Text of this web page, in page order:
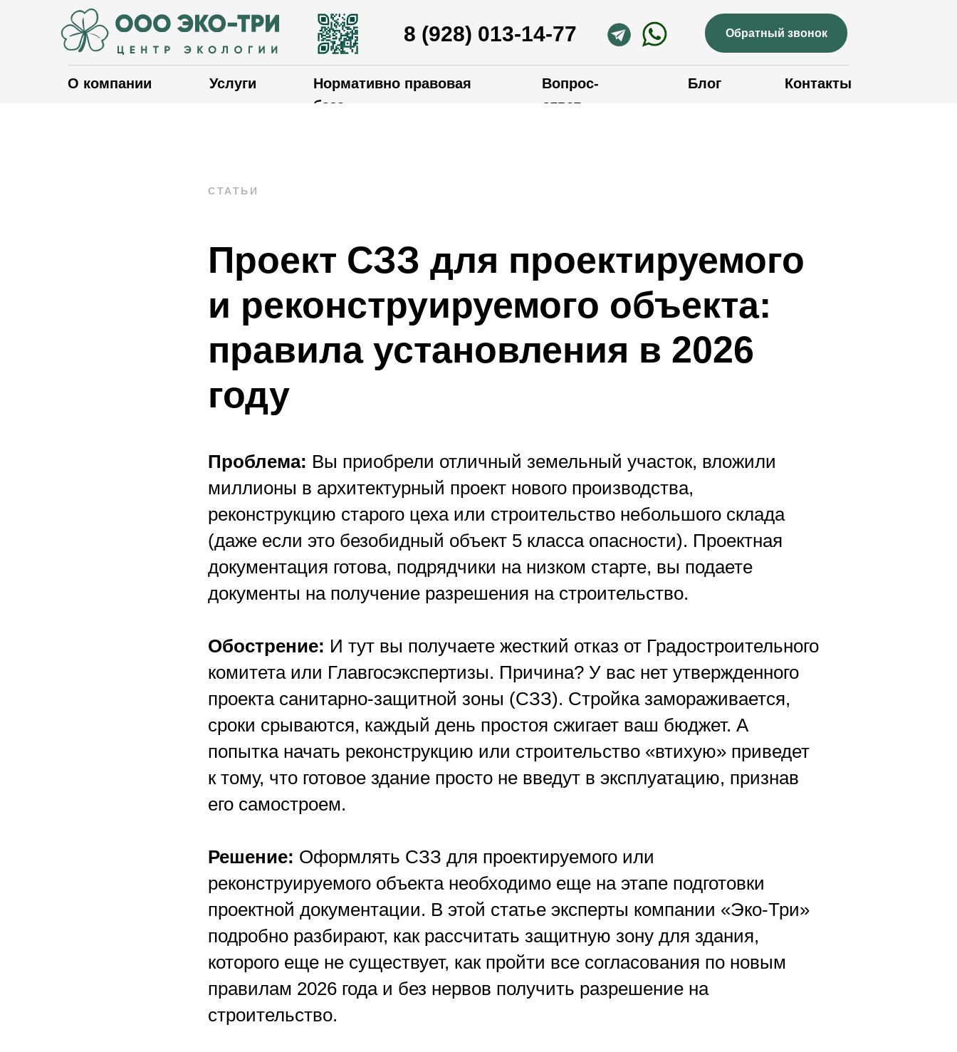
О компании Услуги Контакты
Нормативно правовая
база
8 (928) 013-14-77 Обратный звонок
Блог
Вопрос-
ответ
СТАТЬИ
Проект СЗЗ для проектируемого
и реконструируемого объекта:
правила установления в 2026
году
Проблема: Вы приобрели отличный земельный участок, вложили
миллионы в архитектурный проект нового производства,
реконструкцию старого цеха или строительство небольшого склада
(даже если это безобидный объект 5 класса опасности). Проектная
документация готова, подрядчики на низком старте, вы подаете
документы на получение разрешения на строительство.
Обострение: И тут вы получаете жесткий отказ от Градостроительного
комитета или Главгосэкспертизы. Причина? У вас нет утвержденного
проекта санитарно-защитной зоны (СЗЗ). Стройка замораживается,
сроки срываются, каждый день простоя сжигает ваш бюджет. А
попытка начать реконструкцию или строительство «втихую» приведет
к тому, что готовое здание просто не введут в эксплуатацию, признав
его самостроем.
Решение: Оформлять СЗЗ для проектируемого или
реконструируемого объекта необходимо еще на этапе подготовки
проектной документации. В этой статье эксперты компании «Эко-Три»
подробно разбирают, как рассчитать защитную зону для здания,
которого еще не существует, как пройти все согласования по новым
правилам 2026 года и без нервов получить разрешение на
строительство.